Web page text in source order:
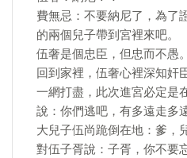
費無忌：不要納尼了，為了
的兩個兒子帶到宮裡來吧。
伍奢是個忠臣，但忠而不愚。
回到家裡，伍奢心裡深知奸
一網打盡，此次進宮必定是
說：你們逃吧，有多遠走多遠
大兒子伍尚跪倒在地：爹，
對伍子胥說：子胥，你不要